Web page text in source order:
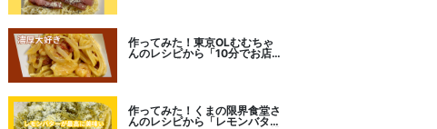
作ってみた！東京OLむむちゃ
んのレシピから「10分でお店
作ってみた！くまの限界食堂さ
んのレシピから「レモンバター